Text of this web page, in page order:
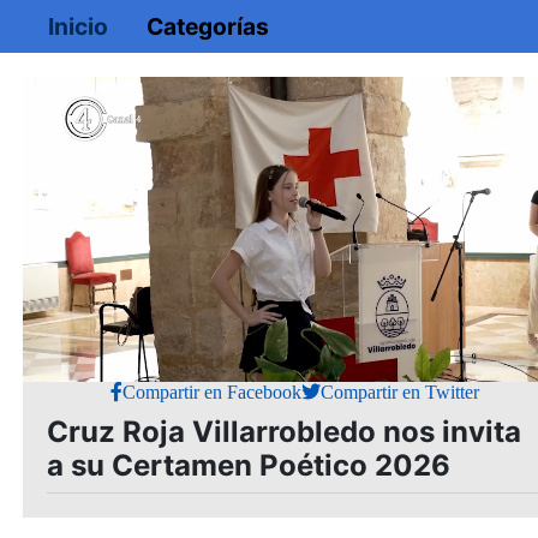
Inicio Categorías
Loaded :
1.90%
Compartir en Facebook Compartir en Twitter
Cruz Roja Villarrobledo nos invita
a su Certamen Poético 2026